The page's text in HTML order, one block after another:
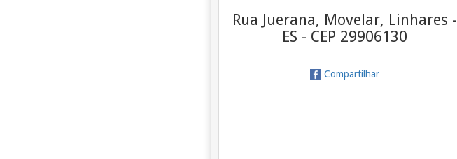
Rua Juerana, Movelar, Linhares -
ES - CEP 29906130
Compartilhar